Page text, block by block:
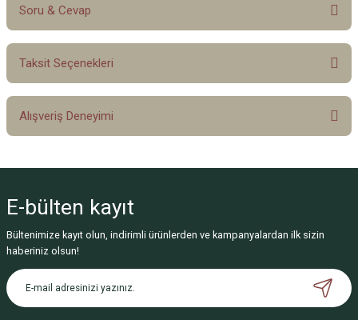
Bu ürüne ilk yorumu siz yapın!
Soru & Cevap
Ürün hakkında henüz soru sorulmamış.
Taksit Seçenekleri
Alışveriş Deneyimi
Deneyimini Paylaş
E-bülten kayıt
Bültenimize kayıt olun, indirimli ürünlerden ve kampanyalardan ilk sizin
haberiniz olsun!